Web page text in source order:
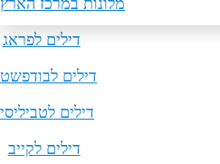
טיסות ללונדון
טיסות לברלין
מלונות באילת
דילים לפריז
דילים לפראג
דילים לבודפשט
דילים לטביליסי
דילים לקייב
מלונות במרכז הארץ